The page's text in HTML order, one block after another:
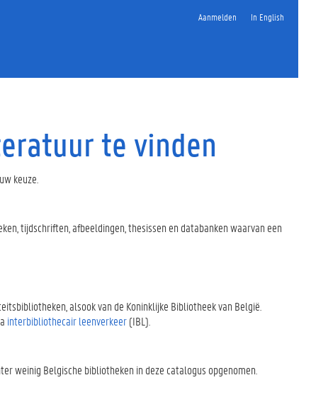
Aanmelden In English
te vinden
keuze.
tijdschriften, afbeeldingen, thesissen en databanken waarvan een
alsook van de Koninklijke Bibliotheek van België.
interbibliothecair leenverkeer(IBL).
weinig Belgische bibliotheken in deze catalogus opgenomen.